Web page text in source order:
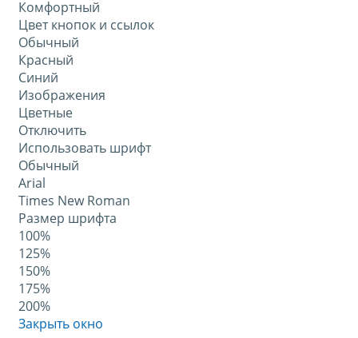
Комфортный
Цвет кнопок и ссылок
Обычный
Красный
Синий
Изображения
Цветные
Отключить
Использовать шрифт
Обычный
Arial
Times New Roman
Размер шрифта
100%
125%
150%
175%
200%
Закрыть окно